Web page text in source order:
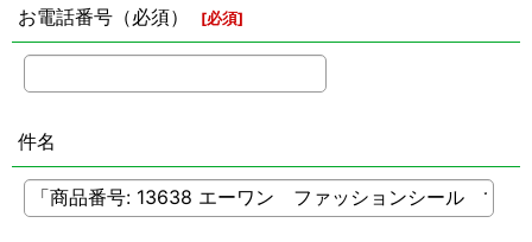
お電話番号（必須） [必須]
件名